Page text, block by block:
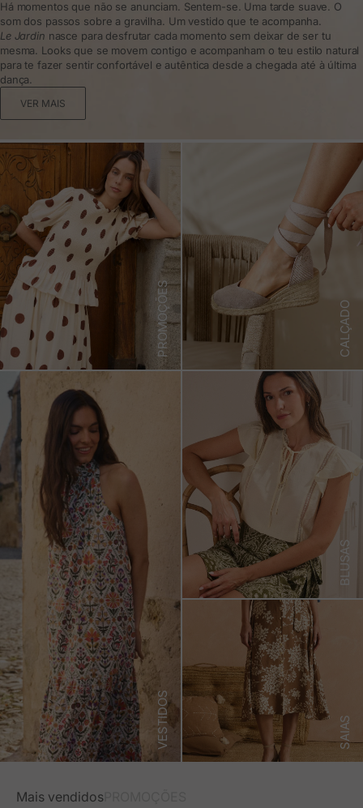
Há momentos que não se anunciam. Sentem-se. Uma tarde suave. O
som dos passos sobre a gravilha. Um vestido que te acompanha.
Le Jardin nasce para desfrutar cada momento sem deixar de ser tu
mesma. Looks que se movem contigo e acompanham o teu estilo natural
para te fazer sentir confortável e autêntica desde a chegada até à última
dança.
VER MAIS
PROMOÇÕES CALÇADO
VESTIDOS
BLUSAS
SAIAS
Mais vendidos